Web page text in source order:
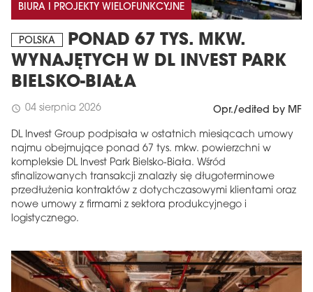
BIURA I PROJEKTY WIELOFUNKCYJNE
POLSKA
PONAD 67 TYS. MKW.
WYNAJĘTYCH W DL INVEST PARK
BIELSKO-BIAŁA
schedule 04 sierpnia 2026 Opr./edited by MF
DL Invest Group podpisała w ostatnich miesiącach umowy
najmu obejmujące ponad 67 tys. mkw. powierzchni w
kompleksie DL Invest Park Bielsko-Biała. Wśród
sfinalizowanych transakcji znalazły się długoterminowe
przedłużenia kontraktów z dotychczasowymi klientami oraz
nowe umowy z firmami z sektora produkcyjnego i
logistycznego.